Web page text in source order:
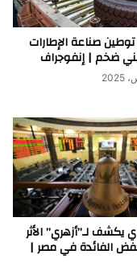
صناعة الإطارات
ضخم | إنفوجراف
يكشف لـ”أزهري” الأثر
الفائدة في مصر |